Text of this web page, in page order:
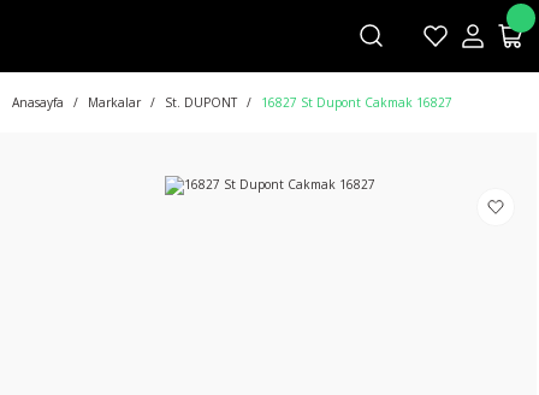
Anasayfa Markalar St. DUPONT 16827 St Dupont Cakmak 16827